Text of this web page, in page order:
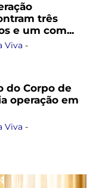
três
e um com...
Viva -
do Corpo de
operação em
Viva -